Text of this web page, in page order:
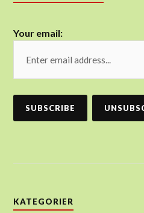
Your email:
KATEGORIER